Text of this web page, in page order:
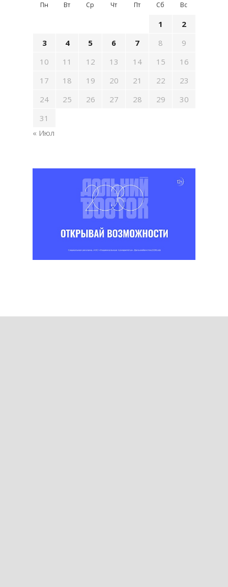
Пн Вт Ср Чт Пт Сб Вс
1
2
3
4 5 6 7 8
9
10
11 12 13 14 15
16
17
18 19 20 21 22
23
24
25 26 27 28 29
30
31
« Июл